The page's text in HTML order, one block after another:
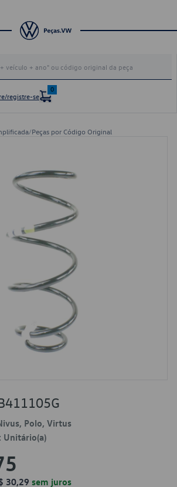
registre-se
0
/Peças por Código Original
Polo, Virtus
Unitário(a)
30,29 sem juros